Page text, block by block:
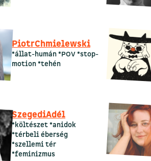
PiotrChmielewski
*állat-humán *POV *stop-
motion *tehén
SzegediAdél
*költészet *anidok
*térbeli éberség
*szellemi tér
*feminizmus